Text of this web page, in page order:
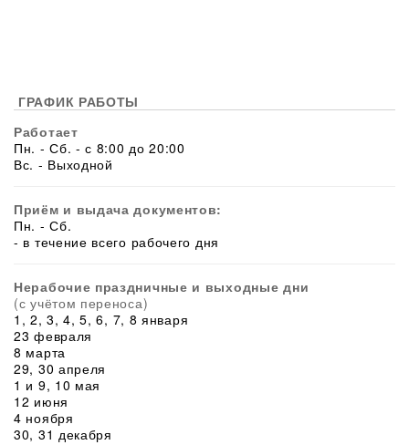
ГРАФИК РАБОТЫ
Работает
Пн. - Сб. - с 8:00 до 20:00
Вс. - Выходной
Приём и выдача документов:
Пн. - Сб.
- в течение всего рабочего дня
Нерабочие праздничные и выходные дни
(с учётом переноса)
1, 2, 3, 4, 5, 6, 7, 8 января
23 февраля
8 марта
29, 30 апреля
1 и 9, 10 мая
12 июня
4 ноября
30, 31 декабря